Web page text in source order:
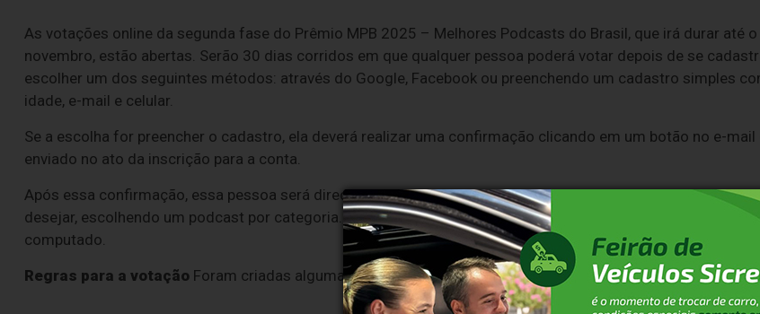
As votações online da segunda fase do Prêmio MPB 2025 – Melhores Podcasts do Brasil, que irá durar até
novembro, estão abertas. Serão 30 dias corridos em que qualquer pessoa poderá votar depois de se
escolher um dos seguintes métodos: através do Google, Facebook ou preenchendo um cadastro simples
idade, e-mail e celular.
Se a escolha for preencher o cadastro, ela deverá realizar uma confirmação clicando em um botão no e-mail
enviado no ato da inscrição para a conta.
Após essa confirmação, essa pessoa será direcionada para o site e estará liberada para votar em quantas
desejar, escolhendo um podcast por categoria. Não é obrigatório votar em mais de uma categoria para ter o
computado.
Regras para a votação Foram criadas algumas regras simples para a votação: